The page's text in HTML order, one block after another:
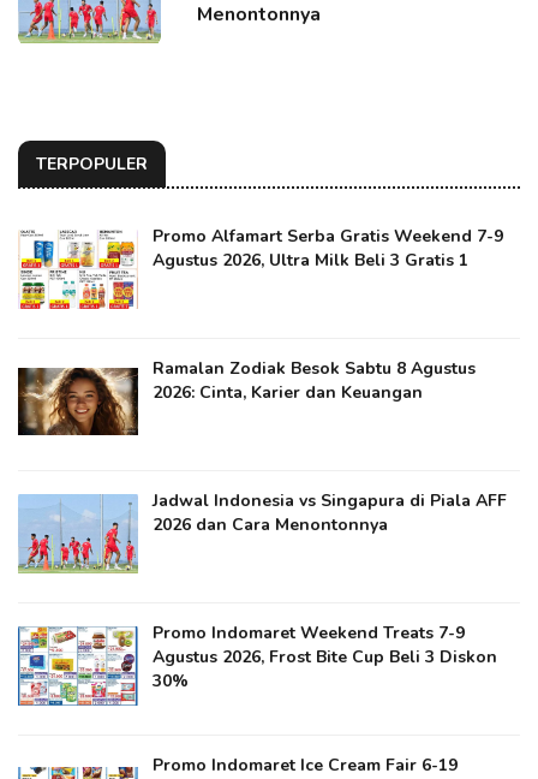
Menontonnya
TERPOPULER
Promo Alfamart Serba Gratis Weekend 7-9
Agustus 2026, Ultra Milk Beli 3 Gratis 1
Ramalan Zodiak Besok Sabtu 8 Agustus
2026: Cinta, Karier dan Keuangan
Jadwal Indonesia vs Singapura di Piala AFF
2026 dan Cara Menontonnya
Promo Indomaret Weekend Treats 7-9
Agustus 2026, Frost Bite Cup Beli 3 Diskon
30%
Promo Indomaret Ice Cream Fair 6-19